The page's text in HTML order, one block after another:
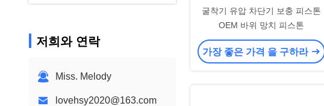
저희와 연락
Miss. Melody
lovehsy2020@163.com
굴착기 유압 차단기 보충 피스톤
OEM 바위 망치 피스톤
가장 좋은 가격 을 구하라